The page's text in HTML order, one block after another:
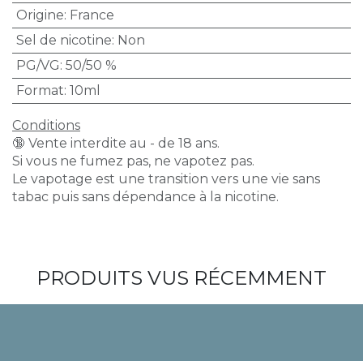
Origine: France
Sel de nicotine: Non
PG/VG: 50/50 %
Format: 10ml
Conditions
🔞 Vente interdite au - de 18 ans.
Si vous ne fumez pas, ne vapotez pas.
Le vapotage est une transition vers une vie sans
tabac puis sans dépendance à la nicotine.
PRODUITS VUS RÉCEMMENT